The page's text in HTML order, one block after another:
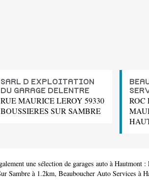
SARL D EXPLOITATION
DU GARAGE DELENTRE
RUE MAURICE LEROY 59330
BOUSSIERES SUR SAMBRE
ROC
une sélection de garages auto à Hautmont :
Sambre à 1.2km, Beauboucher Auto Services à